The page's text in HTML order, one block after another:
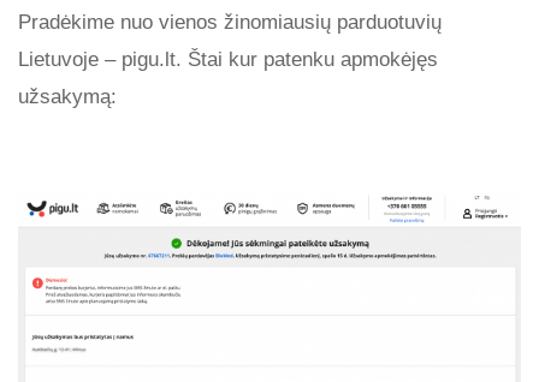
Pradėkime nuo vienos žinomiausių parduotuvių
Lietuvoje – pigu.lt. Štai kur patenku apmokėjęs
užsakymą: